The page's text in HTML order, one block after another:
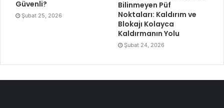
Güvenli?
Şubat 25, 2026
Bilinmeyen Püf
Noktaları: Kaldırım ve
Blokajı Kolayca
Kaldırmanın Yolu
Şubat 24, 2026